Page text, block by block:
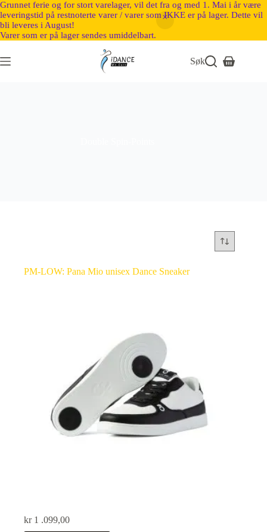
Grunnet ferie og for stort varelager, vil det fra og med 1. Mai i år være
leveringstid på restnoterte varer / varer som IKKE er på lager. Dette vil
bli leveres i August!
Varer som er på lager sendes umiddelbart.
Søk
PM-LOW: Pana Mio unisex Dance Sneaker
kr1 .099,00